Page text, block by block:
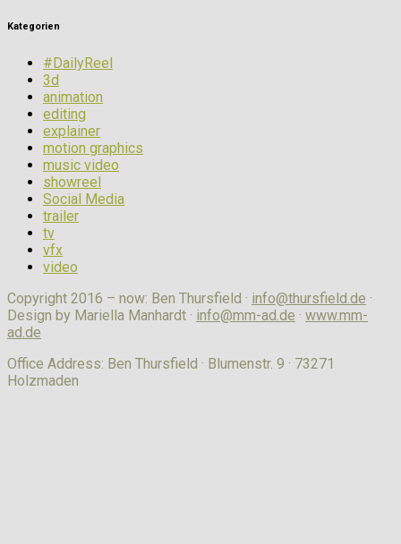
Kategorien
#DailyReel
3d
animation
editing
explainer
motion graphics
music video
showreel
Social Media
trailer
tv
vfx
video
Copyright 2016 – now: Ben Thursfield · info@thursfield.de ·
Design by Mariella Manhardt · info@mm-ad.de · www.mm-
ad.de
Office Address: Ben Thursfield · Blumenstr. 9 · 73271
Holzmaden